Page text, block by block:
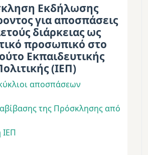
Εκδήλωσης
για αποσπάσεις
διάρκειας ως
προσωπικό στο
Εκπαιδευτικής
(ΙΕΠ)
αποσπάσεων
της Πρόσκλησης από